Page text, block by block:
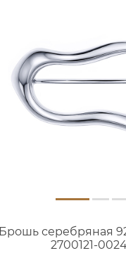
Брошь серебряная
2700121-